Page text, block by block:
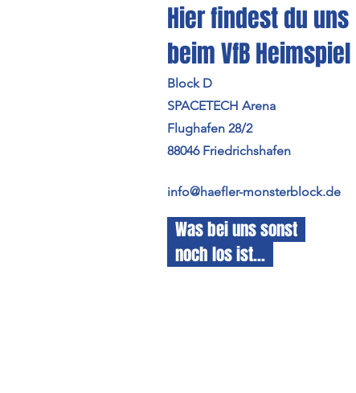
Hier findest du uns
beim VfB Heimspiel
Block D
SPACETECH Arena
Flughafen 28/2
88046 Friedrichshafen
info@haefler-monsterblock.de
Was bei uns sonst
noch los ist...